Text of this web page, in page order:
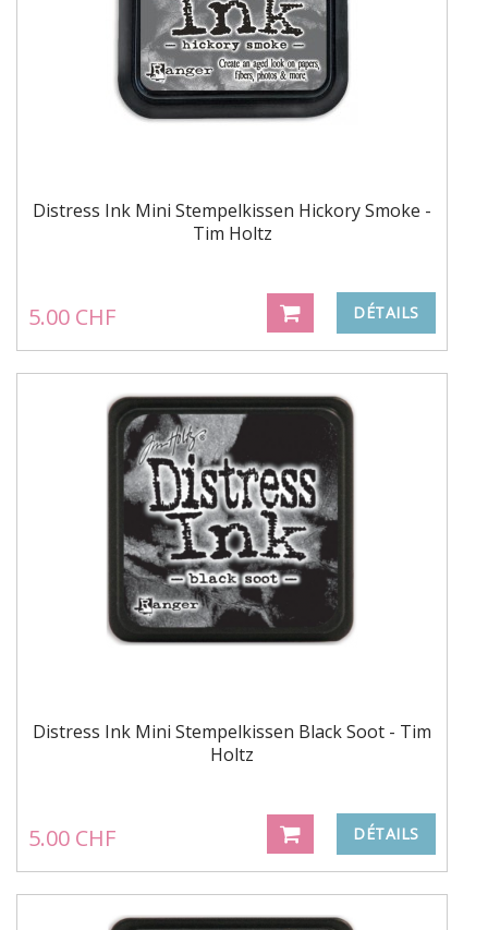
Distress Ink Mini Stempelkissen Hickory Smoke -
Tim Holtz
5.00 CHF DÉTAILS
Distress Ink Mini Stempelkissen Black Soot - Tim
Holtz
5.00 CHF DÉTAILS